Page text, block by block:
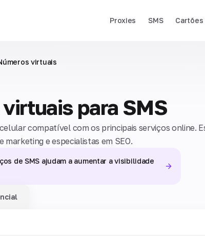
Proxies SMS Cartões
virtuais
para SMS
compatível com os principais serviços online.
e especialistas em SEO.
de SMS ajudam a aumentar a visibilidade